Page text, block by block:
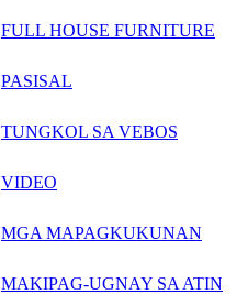
français
العربية
FULL HOUSE FURNITURE
PASISAL
TUNGKOL SA VEBOS
VIDEO
MGA MAPAGKUKUNAN
MAKIPAG-UGNAY SA ATIN